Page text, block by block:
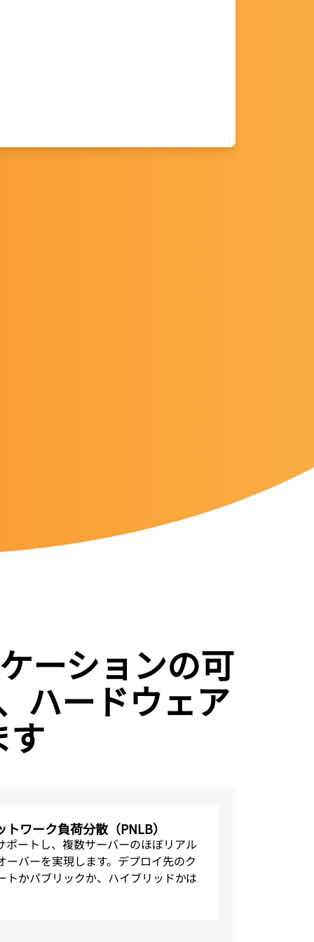
ーションの可
ハードウェア
す
ワーク負荷分散（PNLB）
ポートし、複数サーバーのほぼリアル
ーバーを実現します。デプロイ先のク
トかパブリックか、ハイブリッドかは